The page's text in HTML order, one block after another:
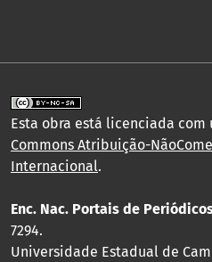
Esta obra está licenciada com
Commons Atribuição-
Internacional.
Enc. Nac. Portais de
7294.
Universidade Estadual de